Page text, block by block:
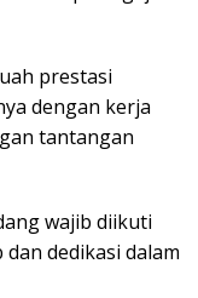
prestasi
dengan kerja
tantangan
wajib diikuti
dedikasi dalam